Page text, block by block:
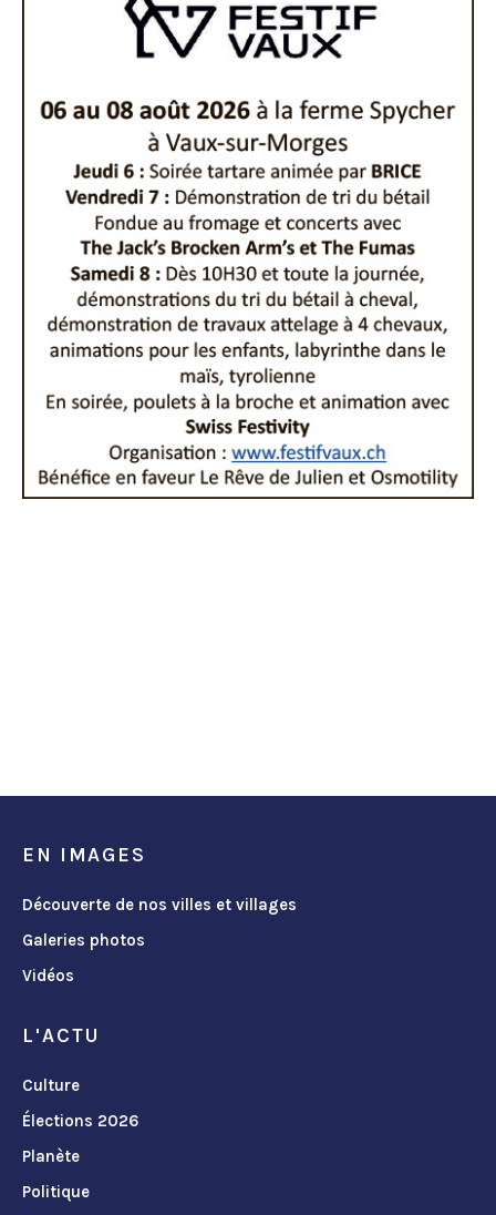
EN IMAGES
Découverte de nos villes et villages
Galeries photos
Vidéos
L'ACTU
Culture
Élections 2026
Planète
Politique